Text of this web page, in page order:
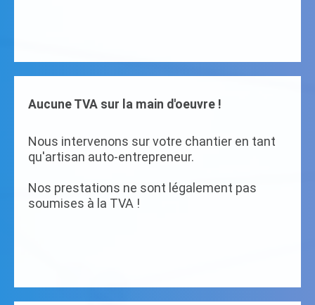
Aucune TVA sur la main d'oeuvre !
Nous intervenons sur votre chantier en tant
qu'artisan auto-entrepreneur.
Nos prestations ne sont légalement pas
soumises à la TVA !